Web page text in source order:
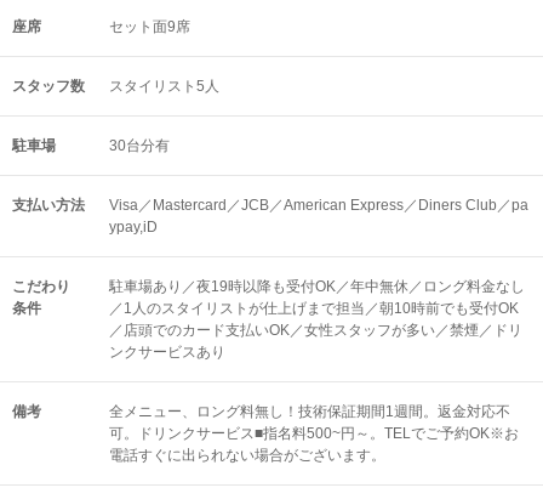
座席 セット面9席
スタッフ数 スタイリスト5人
駐車場 30台分有
支払い方法
Visa／Mastercard／JCB／American Express／Diners Club／pa
ypay,iD
こだわり
条件
駐車場あり／夜19時以降も受付OK／年中無休／ロング料金なし
／1人のスタイリストが仕上げまで担当／朝10時前でも受付OK
／店頭でのカード支払いOK／女性スタッフが多い／禁煙／ドリ
ンクサービスあり
備考
全メニュー、ロング料無し！技術保証期間1週間。返金対応不
可。ドリンクサービス■指名料500~円～。TELでご予約OK※お
電話すぐに出られない場合がございます。